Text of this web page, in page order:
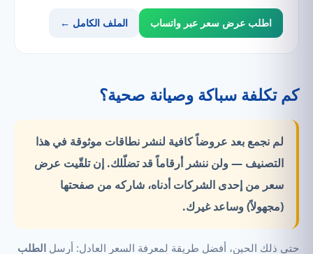
اطلب عرض سعر عبر واتساب الملف الكامل ←
كم تكلفة سباكة وصيانة صحية؟
لم نجمع بعد عروضاً كافية لنشر نطاقات موثوقة في هذا
التصنيف —ولن ننشر أرقاماً قد تضلّلك. إن تلقّيت عرض
سعر من إحدى الشركات أدناه، شاركه من صفحتها
(مجهولاً) وساعد غيرك.
حتى ذلك الحين، أفضل طريقة لمعرفة السعر العادل: أرسل الطلب